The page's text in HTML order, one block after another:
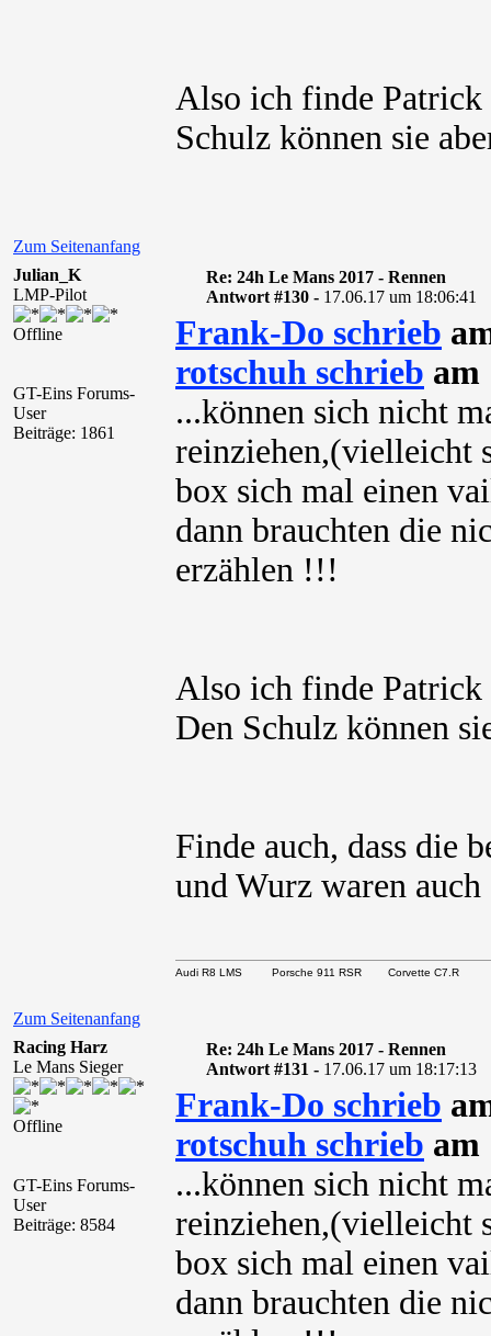
Also ich finde Patrick
Schulz können sie
Zum Seitenanfang
Julian_K
LMP-Pilot
Offline
GT-Eins Forums-
User
Beiträge: 1861
Re: 24h Le Mans 2017 - Rennen
Antwort #130 - 17.06.17 um 18:06:41
Frank-Do schrieb
rotschuh schrieb am
...können sich nicht
reinziehen,(vielleicht
box sich mal einen
dann brauchten die
erzählen !!!
Also ich finde Patrick
Den Schulz können
Finde auch, dass die
und Wurz waren
Zum Seitenanfang
Audi R8 LMS Porsche 911 RSR Corvette C7.R
Racing Harz
Le Mans Sieger
Offline
GT-Eins Forums-
User
Beiträge: 8584
Re: 24h Le Mans 2017 - Rennen
Antwort #131 - 17.06.17 um 18:17:13
Frank-Do schrieb
rotschuh schrieb am
...können sich nicht
reinziehen,(vielleicht
box sich mal einen
dann brauchten die